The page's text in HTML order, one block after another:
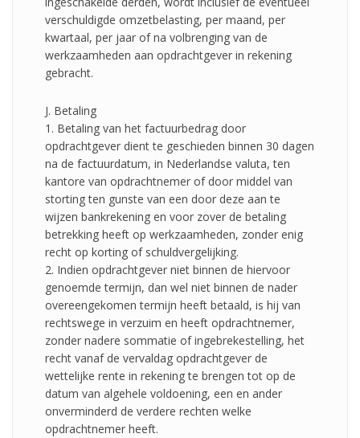
verschuldigde omzetbelasting, per maand, per
kwartaal, per jaar of na volbrenging van de
werkzaamheden aan opdrachtgever in rekening
gebracht.
J. Betaling
1. Betaling van het factuurbedrag door
opdrachtgever dient te geschieden binnen 30 dagen
na de factuurdatum, in Nederlandse valuta, ten
kantore van opdrachtnemer of door middel van
storting ten gunste van een door deze aan te
wijzen bankrekening en voor zover de betaling
betrekking heeft op werkzaamheden, zonder enig
recht op korting of schuldvergelijking.
2. Indien opdrachtgever niet binnen de hiervoor
genoemde termijn, dan wel niet binnen de nader
overeengekomen termijn heeft betaald, is hij van
rechtswege in verzuim en heeft opdrachtnemer,
zonder nadere sommatie of ingebrekestelling, het
recht vanaf de vervaldag opdrachtgever de
wettelijke rente in rekening te brengen tot op de
datum van algehele voldoening, een en ander
onverminderd de verdere rechten welke
opdrachtnemer heeft.